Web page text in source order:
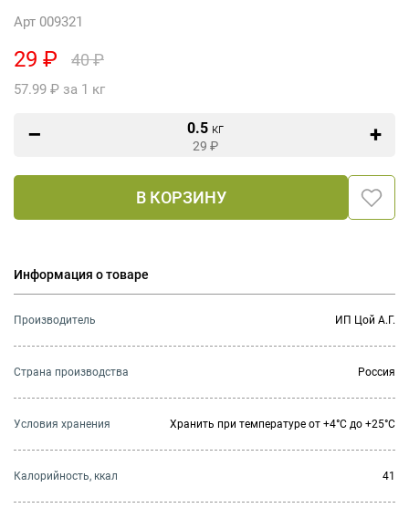
Арт 009321
29 ₽ 40 ₽
57.99 ₽ за 1 кг
0.5 кг
29 ₽
В КОРЗИНУ
Информация о товаре
Производитель ИП Цой А.Г.
Страна производства Россия
Условия хранения Хранить при температуре от +4°С до +25°С
Калорийность, ккал 41